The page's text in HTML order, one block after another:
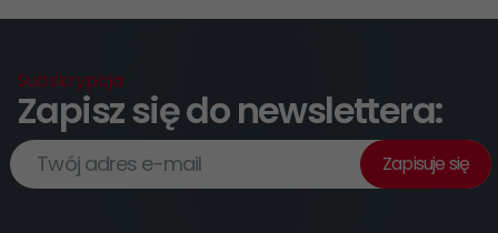
Subskrypcja
Zapisz się do newslettera:
Twój adres e-mail Zapisuje się